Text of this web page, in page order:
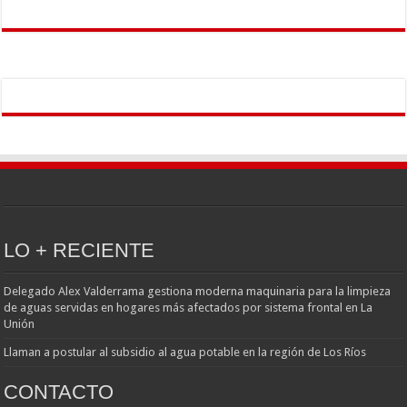
LO + RECIENTE
Delegado Alex Valderrama gestiona moderna maquinaria para la limpieza
de aguas servidas en hogares más afectados por sistema frontal en La
Unión
Llaman a postular al subsidio al agua potable en la región de Los Ríos
CONTACTO